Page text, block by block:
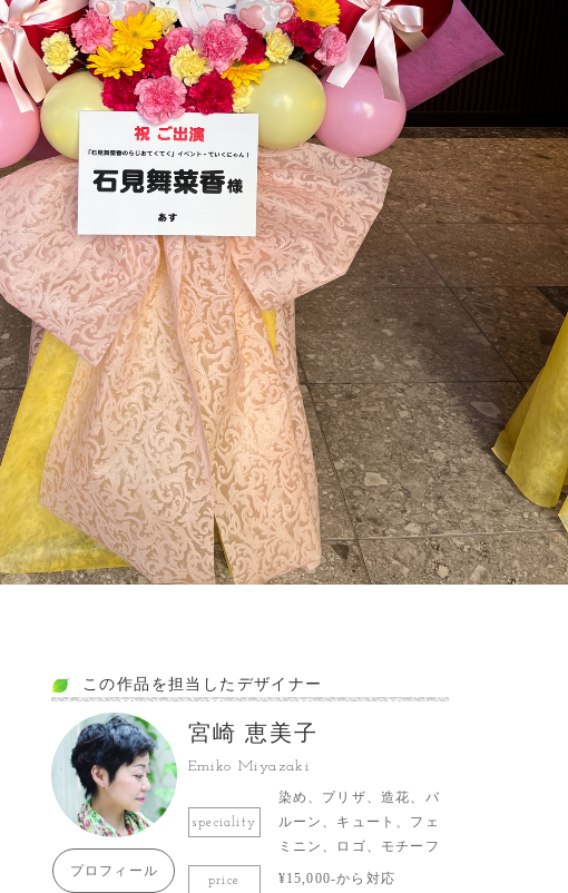
この作品を担当したデザイナー
プロフィール
宮崎 恵美子
Emiko Miyazaki
speciality
染め、プリザ、造花、バ
ルーン、キュート、フェ
ミニン、ロゴ、モチーフ
price ¥15,000-から対応